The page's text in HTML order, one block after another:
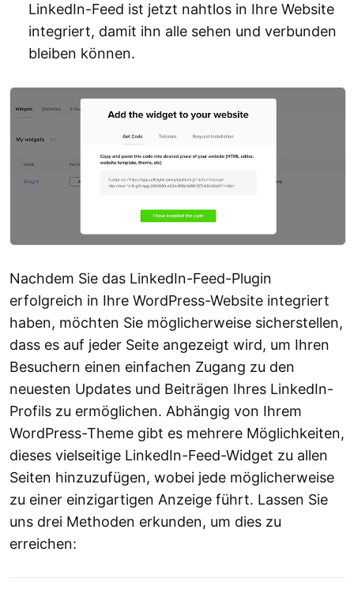
LinkedIn-Feed ist jetzt nahtlos in Ihre Website
integriert, damit ihn alle sehen und verbunden
bleiben können.
Nachdem Sie das LinkedIn-Feed-Plugin
erfolgreich in Ihre WordPress-Website integriert
haben, möchten Sie möglicherweise sicherstellen,
dass es auf jeder Seite angezeigt wird, um Ihren
Besuchern einen einfachen Zugang zu den
neuesten Updates und Beiträgen Ihres LinkedIn-
Profils zu ermöglichen. Abhängig von Ihrem
WordPress-Theme gibt es mehrere Möglichkeiten,
dieses vielseitige LinkedIn-Feed-Widget zu allen
Seiten hinzuzufügen, wobei jede möglicherweise
zu einer einzigartigen Anzeige führt. Lassen Sie
uns drei Methoden erkunden, um dies zu
erreichen: